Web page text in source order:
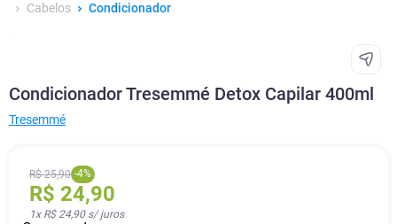
Cabelos Condicionador
Condicionador Tresemmé Detox Capilar 400ml
Tresemmé
R$ 25,90 -4%
R$ 24,90
1x R$ 24,90s/ juros